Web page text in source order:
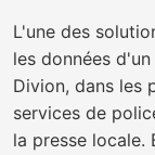
L'une des
les données
Divion, dans les
services de
la presse locale.